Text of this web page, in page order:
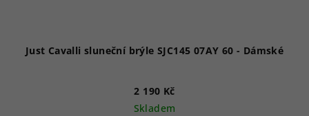
Just Cavalli sluneční brýle SJC145 07AY 60 - Dámské
2 190 Kč
Skladem